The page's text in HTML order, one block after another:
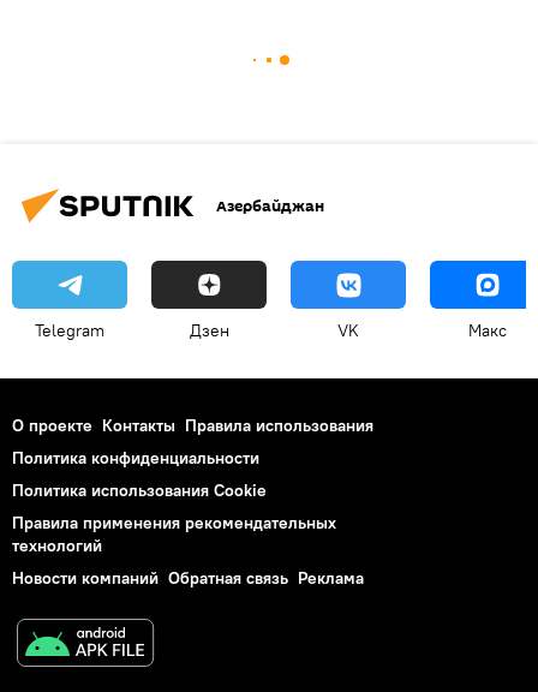
Азербайджан
Telegram Дзен VK Макс
О проекте Контакты Правила использования
Политика конфиденциальности
Политика использования Cookie
Правила применения рекомендательных
технологий
Новости компаний Обратная связь Реклама